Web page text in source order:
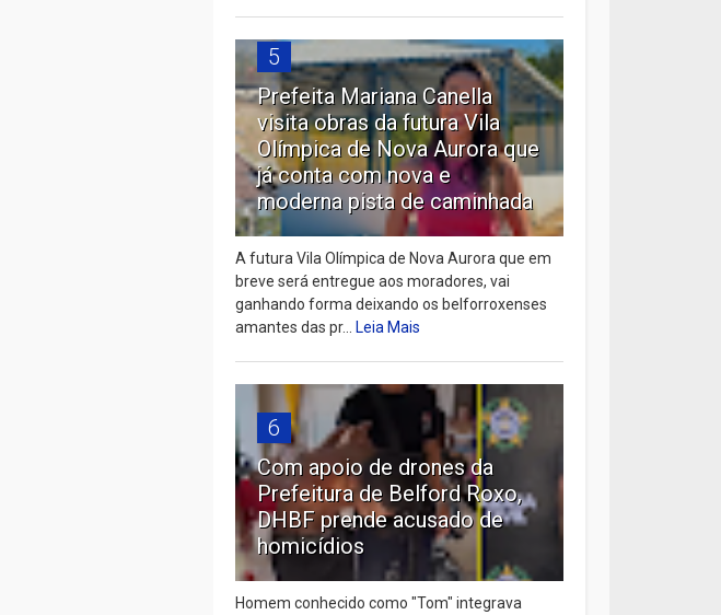
5
Prefeita Mariana Canella
visita obras da futura Vila
Olímpica de Nova Aurora que
já conta com nova e
moderna pista de caminhada
A futura Vila Olímpica de Nova Aurora que em
breve será entregue aos moradores, vai
ganhando forma deixando os belforroxenses
amantes das pr...Leia Mais
6
Com apoio de drones da
Prefeitura de Belford Roxo,
DHBF prende acusado de
homicídios
Homem conhecido como "Tom" integrava